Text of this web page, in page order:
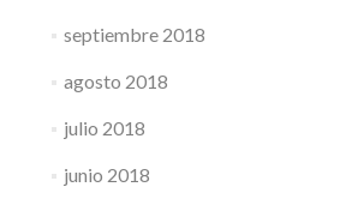
septiembre 2018
agosto 2018
julio 2018
junio 2018